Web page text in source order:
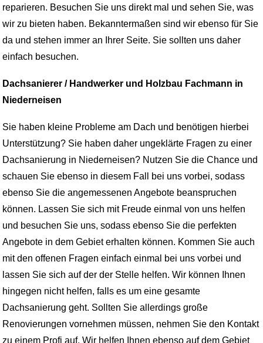
reparieren. Besuchen Sie uns direkt mal und sehen Sie, was
wir zu bieten haben. Bekanntermaßen sind wir ebenso für Sie
da und stehen immer an Ihrer Seite. Sie sollten uns daher
einfach besuchen.
Dachsanierer / Handwerker und Holzbau Fachmann in
Niederneisen
Sie haben kleine Probleme am Dach und benötigen hierbei
Unterstützung? Sie haben daher ungeklärte Fragen zu einer
Dachsanierung in Niederneisen? Nutzen Sie die Chance und
schauen Sie ebenso in diesem Fall bei uns vorbei, sodass
ebenso Sie die angemessenen Angebote beanspruchen
können. Lassen Sie sich mit Freude einmal von uns helfen
und besuchen Sie uns, sodass ebenso Sie die perfekten
Angebote in dem Gebiet erhalten können. Kommen Sie auch
mit den offenen Fragen einfach einmal bei uns vorbei und
lassen Sie sich auf der der Stelle helfen. Wir können Ihnen
hingegen nicht helfen, falls es um eine gesamte
Dachsanierung geht. Sollten Sie allerdings große
Renovierungen vornehmen müssen, nehmen Sie den Kontakt
zu einem Profi auf. Wir helfen Ihnen ebenso auf dem Gebiet